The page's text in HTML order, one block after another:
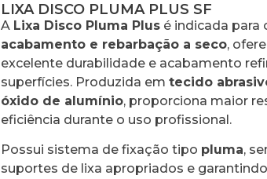
LIXA DISCO PLUMA PLUS SF
A Lixa Disco Pluma Plus é indicada para
acabamento e rebarbação a seco,
excelente durabilidade e acabamento
superfícies. Produzida em tecido
óxido de alumínio, proporciona maior
eficiência durante o uso profissional.
Possui sistema de fixação tipo pluma,
suportes de lixa apropriados e